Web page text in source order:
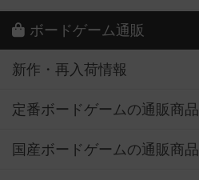
ボードゲーム通販
新作・再入荷情報
定番ボードゲームの通販商品
国産ボードゲームの通販商品